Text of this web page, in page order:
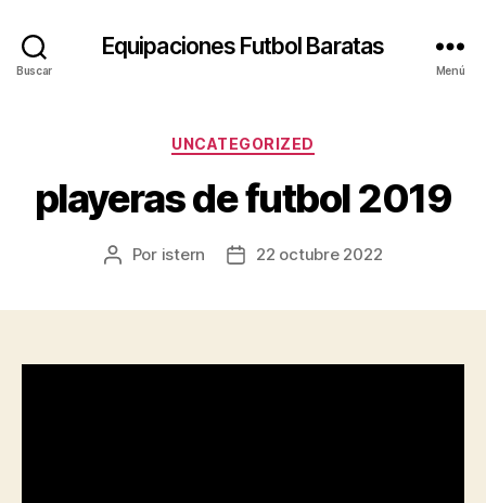
Buscar
Equipaciones Futbol Baratas
Menú
Categorías
UNCATEGORIZED
playeras de futbol 2019
Autor
Por istern
Fecha22 octubre 2022